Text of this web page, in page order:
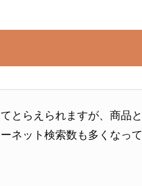
とらえられますが、商品と
ネット検索数も多くなって